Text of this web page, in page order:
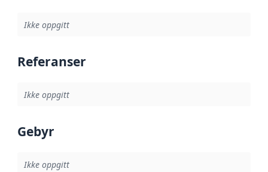
Ikke oppgitt
Referanser
Ikke oppgitt
Gebyr
Ikke oppgitt